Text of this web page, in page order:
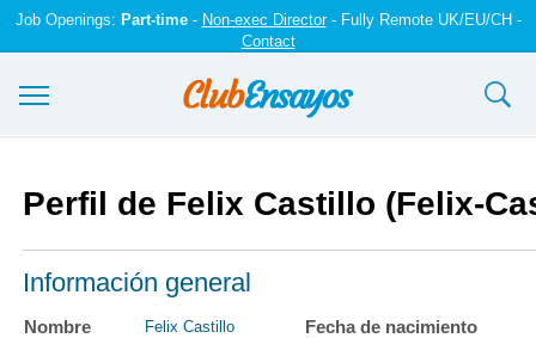
Job Openings: Part-time- Non-exec Director- Fully Remote UK/EU/CH -
Contact
Registrarse
Iniciar sesión
Contáctenos
Perfil de Felix Castillo (Felix-
Información general
Nombre Felix Castillo
Fecha de nacimiento